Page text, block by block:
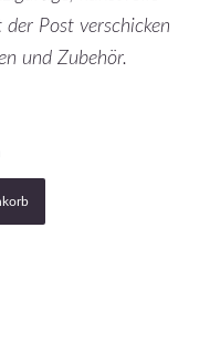
Post verschicken
und Zubehör.